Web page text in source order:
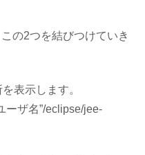
の2つを結びつけていき
表示します。
ーザ名”/eclipse/jee-